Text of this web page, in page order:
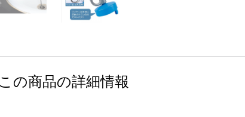
この商品の詳細情報